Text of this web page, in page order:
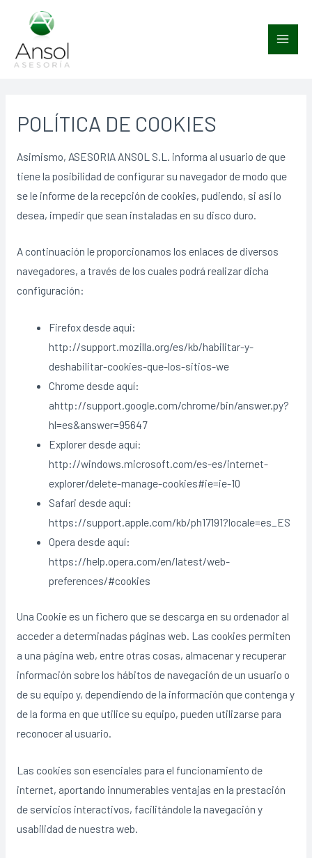
Main
POLÍTICA DE COOKIES
Asimismo, ASESORIA ANSOL S.L. informa al usuario de que
tiene la posibilidad de configurar su navegador de modo que
se le informe de la recepción de cookies, pudiendo, si así lo
desea, impedir que sean instaladas en su disco duro.
A continuación le proporcionamos los enlaces de diversos
navegadores, a través de los cuales podrá realizar dicha
configuración:
Firefox desde aquí:
http://support.mozilla.org/es/kb/habilitar-y-
deshabilitar-cookies-que-los-sitios-we
Chrome desde aquí:
ahttp://support.google.com/chrome/bin/answer.py?
hl=es&answer=95647
Explorer desde aquí:
http://windows.microsoft.com/es-es/internet-
explorer/delete-manage-cookies#ie=ie-10
Safari desde aquí:
https://support.apple.com/kb/ph17191?locale=es_ES
Opera desde aquí:
https://help.opera.com/en/latest/web-
preferences/#cookies
Una Cookie es un fichero que se descarga en su ordenador al
acceder a determinadas páginas web. Las cookies permiten
a una página web, entre otras cosas, almacenar y recuperar
información sobre los hábitos de navegación de un usuario o
de su equipo y, dependiendo de la información que contenga y
de la forma en que utilice su equipo, pueden utilizarse para
reconocer al usuario.
Las cookies son esenciales para el funcionamiento de
internet, aportando innumerables ventajas en la prestación
de servicios interactivos, facilitándole la navegación y
usabilidad de nuestra web.